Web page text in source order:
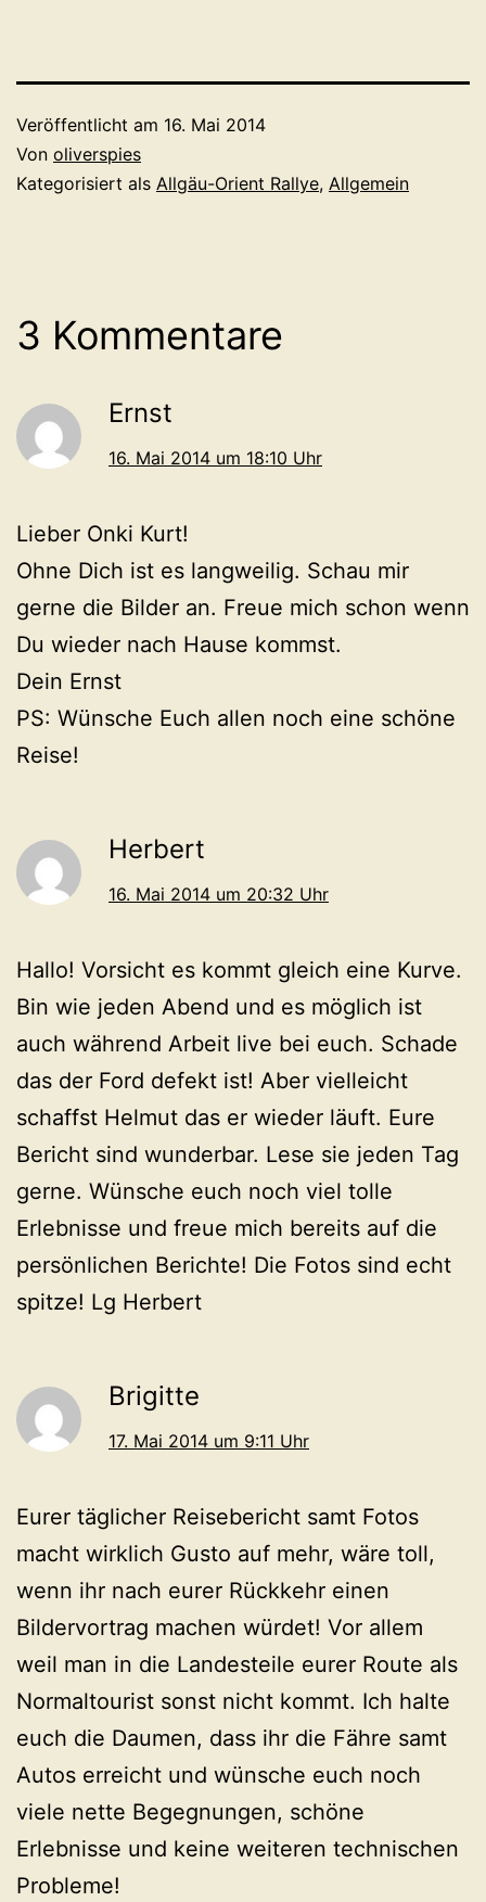
Veröffentlicht am 16. Mai 2014
Von oliverspies
Kategorisiert als Allgäu-Orient Rallye, Allgemein
3 Kommentare
Ernst
16. Mai 2014 um 18:10 Uhr
Lieber Onki Kurt!
Ohne Dich ist es langweilig. Schau mir
gerne die Bilder an. Freue mich schon wenn
Du wieder nach Hause kommst.
Dein Ernst
PS: Wünsche Euch allen noch eine schöne
Reise!
Herbert
16. Mai 2014 um 20:32 Uhr
Hallo! Vorsicht es kommt gleich eine Kurve.
Bin wie jeden Abend und es möglich ist
auch während Arbeit live bei euch. Schade
das der Ford defekt ist! Aber vielleicht
schaffst Helmut das er wieder läuft. Eure
Bericht sind wunderbar. Lese sie jeden Tag
gerne. Wünsche euch noch viel tolle
Erlebnisse und freue mich bereits auf die
persönlichen Berichte! Die Fotos sind echt
spitze! Lg Herbert
Brigitte
17. Mai 2014 um 9:11 Uhr
Eurer täglicher Reisebericht samt Fotos
macht wirklich Gusto auf mehr, wäre toll,
wenn ihr nach eurer Rückkehr einen
Bildervortrag machen würdet! Vor allem
weil man in die Landesteile eurer Route als
Normaltourist sonst nicht kommt. Ich halte
euch die Daumen, dass ihr die Fähre samt
Autos erreicht und wünsche euch noch
viele nette Begegnungen, schöne
Erlebnisse und keine weiteren technischen
Probleme!